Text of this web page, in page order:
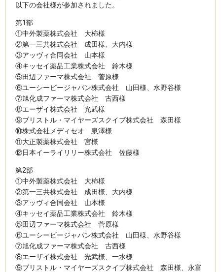
以下の会社様が参加されました。
第1部
①中外製薬株式会社 大柿様
②第一三共株式会社 成田様、大内様
③アッヴィ合同会社 山本様
④キッセイ薬品工業株式会社 鈴木様
⑤田辺ファーマ株式会社 菅原様
⑥ユーシービージャパン株式会社 山田様、水野谷様
⑦旭化成ファーマ株式会社 古西様
⑧エーザイ株式会社 光武様
⑨ブリストル・マイヤーズスクイブ株式会社 森田様
⑩株式会社メディセオ 泉澤様
⑪大正製薬株式会社 宮様
⑫日本イーライリリー株式会社 佐藤様
第2部
①中外製薬株式会社 大柿様
②第一三共株式会社 成田様、大内様
③アッヴィ合同会社 山本様
④キッセイ薬品工業株式会社 鈴木様
⑤田辺ファーマ株式会社 菅原様
⑥ユーシービージャパン株式会社 山田様、水野谷様
⑦旭化成ファーマ株式会社 古西様
⑧エーザイ株式会社 光武様、一水様
⑨ブリストル・マイヤーズスクイブ株式会社 森田様、永富